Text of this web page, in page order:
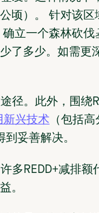
顷）。 针对该区
立一个森林砍伐
了多少。如需更
径。此外，围绕
新兴技术 （包括
到妥善解决。
多REDD+减排额
。